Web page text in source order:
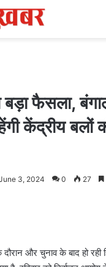
बड़ा फैसला,
केंद्रीय बलों
3, 2024 0 27
और चुनाव के बाद हो